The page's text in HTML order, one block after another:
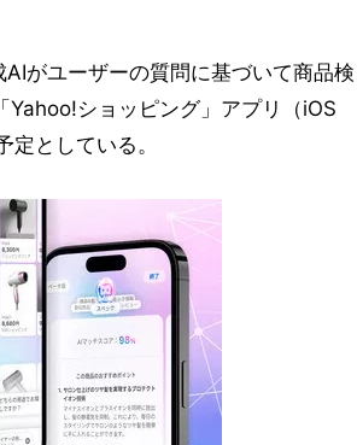
がユーザーの質問に基づいて商品検
ショッピング」アプリ（iOS
としている。